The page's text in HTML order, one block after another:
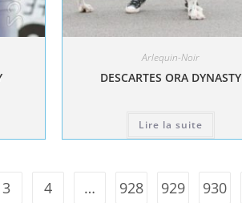
Arlequin-Noir
DESCARTES ORA DYNASTY
Lire la suite
3 4 … 928 929 930